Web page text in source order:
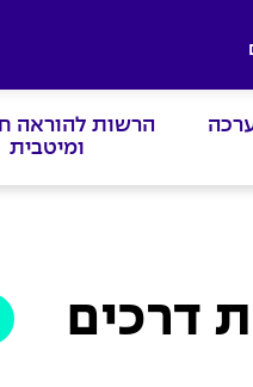
הרשות להוראה
ומיטבית
דרכים